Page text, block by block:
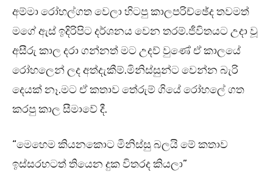
අම්මා රෝහල්ගත වෙලා හිටපු කාලපරිච්ඡේද තවමත්
මගේ ඇස් ඉදිරිපිට දර්ශනය වෙන තරම්.ජීවිතයට උදා වූ
අසීරු කාල දරා ගන්නත් මට උදව් වුණේ ඒ කාලයේ
රෝහලෙන් ලද අත්දැකීම්.මිනිස්සුන්ට වෙන්න බැරි
දෙයක් නෑ.මට ඒ කතාව තේරුම් ගියේ රෝහලේ ගත
කරපු කාල සීමාවේ දී.
“මෙහෙම කියනකොට මිනිස්සු බලයි මේ කතාව
ඉස්සරහටත් තියෙන දුක විතරද කියලා”